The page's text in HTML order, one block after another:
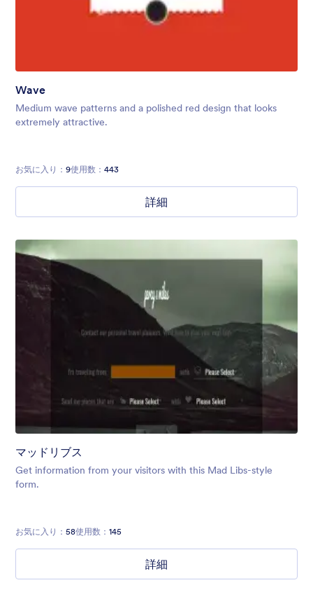
Wave
Medium wave patterns and a polished red design that looks
extremely attractive.
お気に入り： 9使用数： 443
詳細
マッドリブス
Get information from your visitors with this Mad Libs-style
form.
お気に入り： 58使用数： 145
詳細